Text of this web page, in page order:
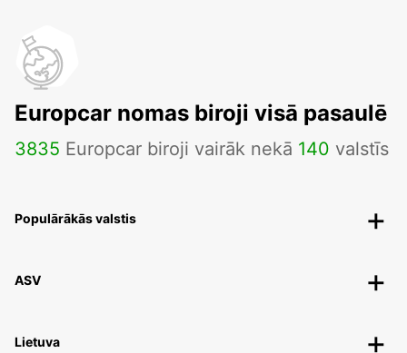
Europcar nomas biroji visā pasaulē
3835 Europcar biroji vairāk nekā 140 valstīs
Populārākās valstis
ASV
Lietuva